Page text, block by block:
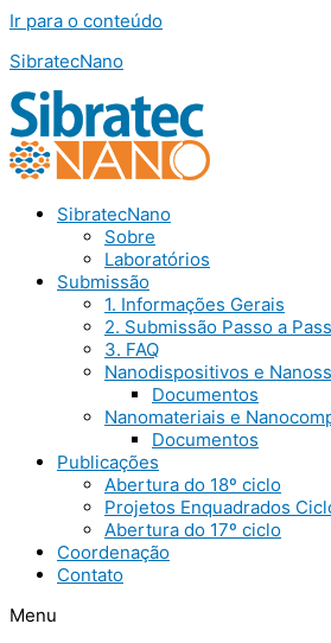
Ir para o conteúdo
SibratecNano
SibratecNano
Sobre
Laboratórios
Submissão
1. Informações Gerais
2. Submissão Passo a
3. FAQ
Nanodispositivos e
Documentos
Nanomateriais e
Documentos
Publicações
Abertura do 18º ciclo
Projetos Enquadrados
Abertura do 17º ciclo
Coordenação
Contato
Menu